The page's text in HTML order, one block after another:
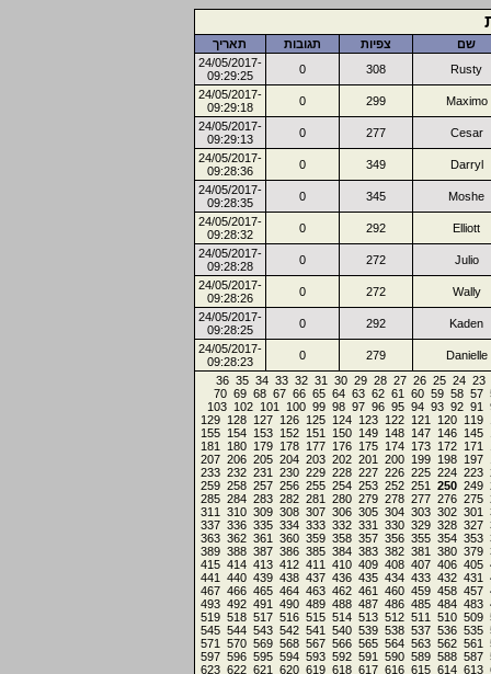
שם צפיות תגובות
תאריך
Rusty
308
0
24/05/2017-
09:29:25
Maximo
299
0
24/05/2017-
09:29:18
Cesar
277
0
24/05/2017-
09:29:13
Darryl
349
0
24/05/2017-
09:28:36
Moshe
345
0
24/05/2017-
09:28:35
Elliott
292
0
24/05/2017-
09:28:32
Julio
272
0
24/05/2017-
09:28:28
Wally
272
0
24/05/2017-
09:28:26
Kaden
292
0
24/05/2017-
09:28:25
Danielle
279
0
24/05/2017-
09:28:23
23
24
25
26
27
28
29
30
31
32
33
34
35
36
57
58
59
60
61
62
63
64
65
66
67
68
69
70
91
92
93
94
95
96
97
98
99
100
101
102
103
119
120
121
122
123
124
125
126
127
128
129
145
146
147
148
149
150
151
152
153
154
155
171
172
173
174
175
176
177
178
179
180
181
197
198
199
200
201
202
203
204
205
206
207
223
224
225
226
227
228
229
230
231
232
233
249
250
251
252
253
254
255
256
257
258
259
275
276
277
278
279
280
281
282
283
284
285
301
302
303
304
305
306
307
308
309
310
311
327
328
329
330
331
332
333
334
335
336
337
353
354
355
356
357
358
359
360
361
362
363
379
380
381
382
383
384
385
386
387
388
389
405
406
407
408
409
410
411
412
413
414
415
431
432
433
434
435
436
437
438
439
440
441
457
458
459
460
461
462
463
464
465
466
467
483
484
485
486
487
488
489
490
491
492
493
509
510
511
512
513
514
515
516
517
518
519
535
536
537
538
539
540
541
542
543
544
545
561
562
563
564
565
566
567
568
569
570
571
587
588
589
590
591
592
593
594
595
596
597
613
614
615
616
617
618
619
620
621
622
623